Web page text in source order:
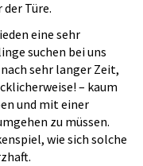
Türe.
eine sehr
suchen bei uns
sehr langer Zeit,
– kaum
und mit einer
zu müssen.
wie sich solche